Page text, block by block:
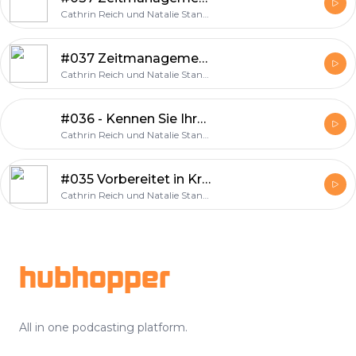
Cathrin Reich und Natalie Stange
#037 Zeitmanagement - Der Wert meiner Zeit
Cathrin Reich und Natalie Stange
#036 - Kennen Sie Ihre inneren Antreiber? - Teil 3 der Serie "Elastisch in Belastungen"
Cathrin Reich und Natalie Stange
#035 Vorbereitet in Krisen gehen - Teil 2 der Serie "Elastisch in Belastungen"
Cathrin Reich und Natalie Stange
hubhopper
All in one podcasting platform.